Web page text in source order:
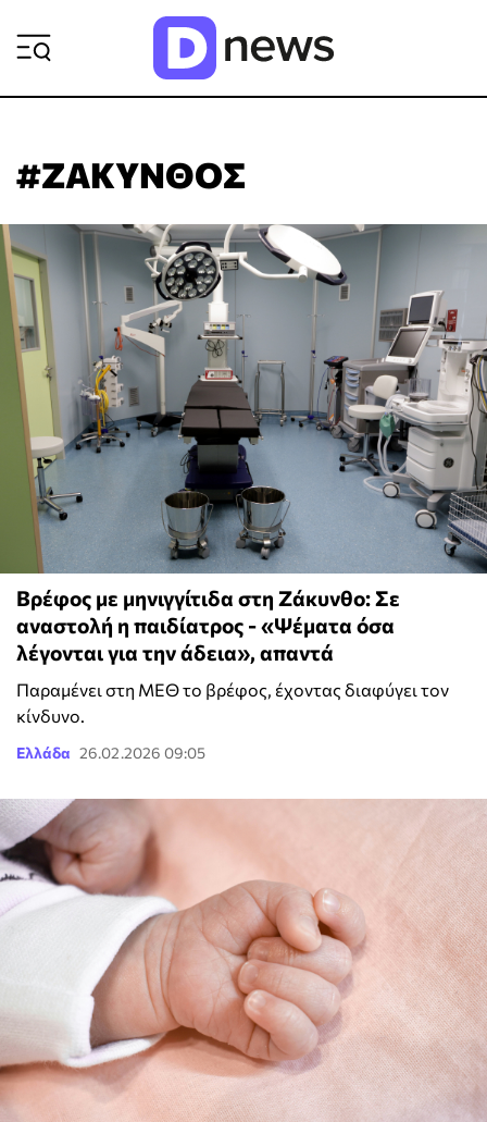
#ΖΑΚΥΝΘΟΣ
Βρέφος με μηνιγγίτιδα στη Ζάκυνθο: Σε
αναστολή η παιδίατρος - «Ψέματα όσα
λέγονται για την άδεια», απαντά
Παραμένει στη ΜΕΘ το βρέφος, έχοντας διαφύγει τον
κίνδυνο.
Ελλάδα 26.02.2026 09:05